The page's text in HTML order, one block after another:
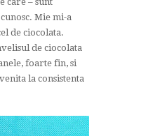
Mie mi-a
de ciocolata.
de ciocolata
foarte fin, si
la consistenta